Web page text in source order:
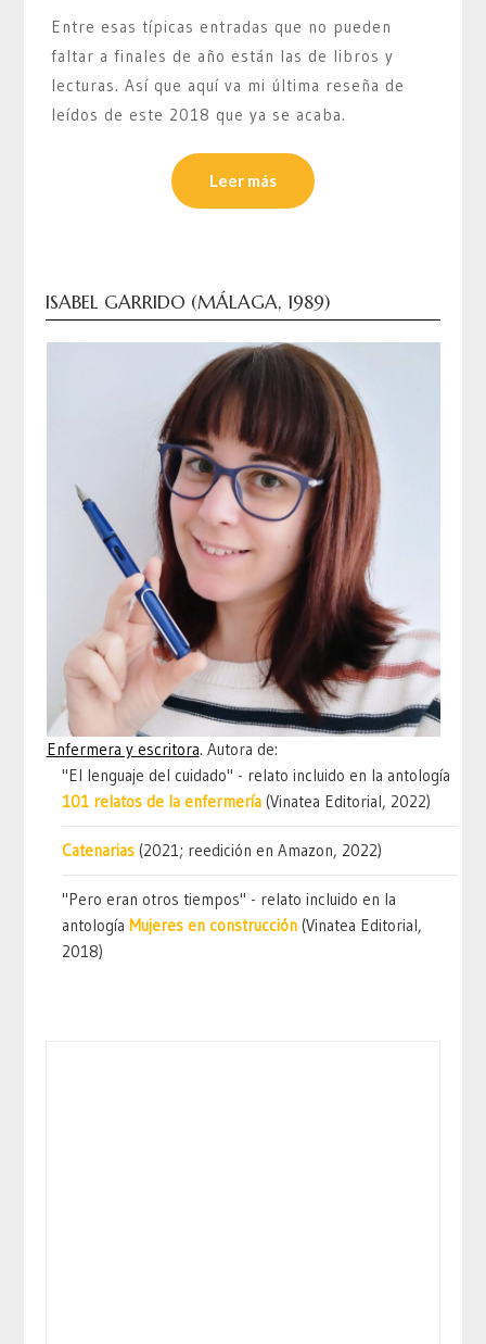
Entre esas típicas entradas que no pueden
faltar a finales de año están las de libros y
lecturas. Así que aquí va mi última reseña de
leídos de este 2018 que ya se acaba.
Leer más
ISABEL GARRIDO (MÁLAGA, 1989)
Enfermera y escritora. Autora de:
"El lenguaje del cuidado" - relato incluido en la antología
101 relatos de la enfermería (Vinatea Editorial, 2022)
Catenarias (2021; reedición en Amazon, 2022)
"Pero eran otros tiempos" - relato incluido en la
antología Mujeres en construcción (Vinatea Editorial,
2018)